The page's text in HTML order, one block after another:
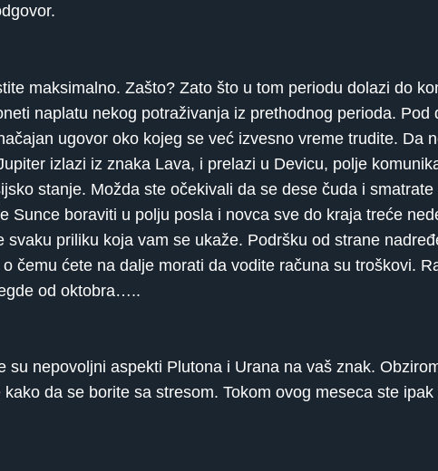
maksimalno. Zašto? Zato što u tom periodu dolazi do
naplatu nekog potraživanja iz prethodnog perioda.
ugovor oko kojeg se već izvesno vreme trudite. Da
izlazi iz znaka Lava, i prelazi u Devicu, polje
stanje. Možda ste očekivali da se dese čuda i
Sunce boraviti u polju posla i novca sve do kraja treće
priliku koja vam se ukaže. Podršku od strane
čemu ćete na dalje morati da vodite računa su troškovi.
od oktobra…..
su nepovoljni aspekti Plutona i Urana na vaš znak.
da se borite sa stresom. Tokom ovog meseca ste